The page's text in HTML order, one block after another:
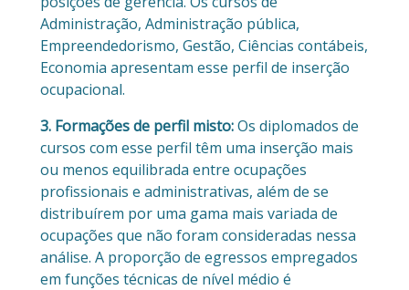
Administração, Administração pública,
Empreendedorismo, Gestão, Ciências contábeis,
Economia apresentam esse perfil de inserção
ocupacional.
3. Formações de perfil misto:Os diplomados de
cursos com esse perfil têm uma inserção mais
ou menos equilibrada entre ocupações
profissionais e administrativas, além de se
distribuírem por uma gama mais variada de
ocupações que não foram consideradas nessa
análise. A proporção de egressos empregados
em funções técnicas de nível médio é